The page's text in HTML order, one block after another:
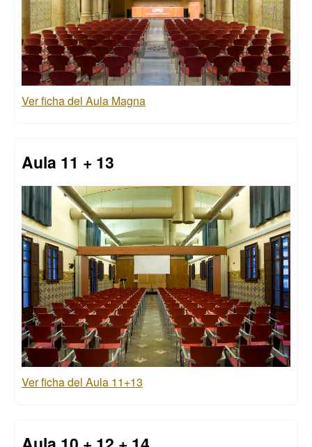
Ver ficha del Aula Magna
Aula 11 + 13
Ver ficha del Aula 11+13